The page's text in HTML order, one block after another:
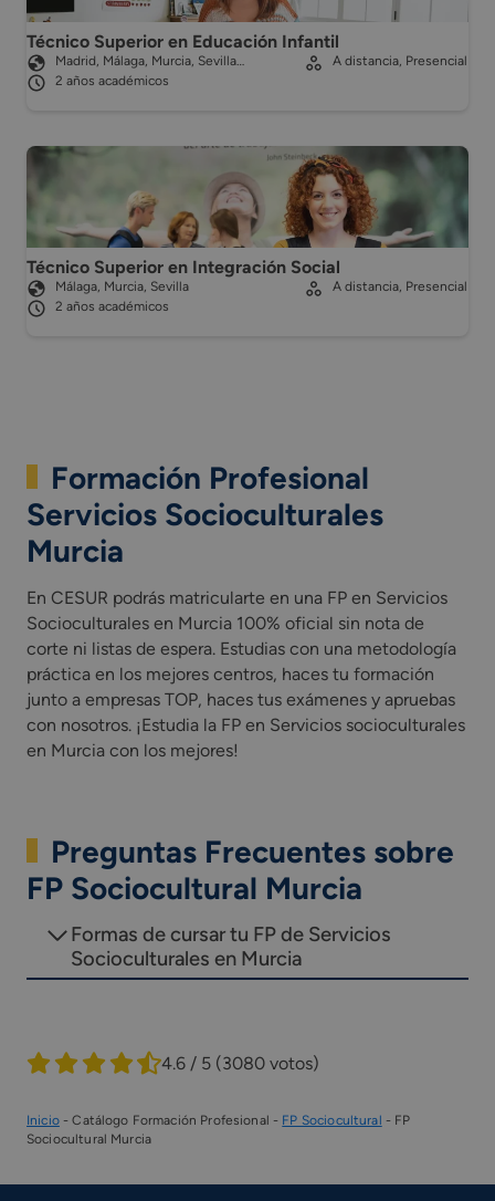
Técnico Superior en Educación Infantil
Madrid, Málaga, Murcia, Sevilla…
2 años académicos
A distancia, Presencial
Técnico Superior en Integración Social
Málaga, Murcia, Sevilla
2 años académicos
A distancia, Presencial
Formación Profesional
Servicios Socioculturales
Murcia
En CESUR podrás matricularte en una FP en Servicios
Socioculturales en Murcia 100% oficial sin nota de
corte ni listas de espera. Estudias con una metodología
práctica en los mejores centros, haces tu formación
junto a empresas TOP, haces tus exámenes y apruebas
con nosotros. ¡Estudia la FP en Servicios socioculturales
en Murcia con los mejores!
Preguntas Frecuentes sobre
FP Sociocultural Murcia
Formas de cursar tu FP de Servicios
Socioculturales en Murcia
4.6 / 5 (3080 votos)
Inicio-Catálogo Formación Profesional - FP Sociocultural - FP
Sociocultural Murcia